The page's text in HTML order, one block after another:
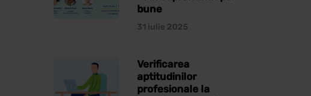
bune
31 iulie 2025
Verificarea
aptitudinilor
profesionale la